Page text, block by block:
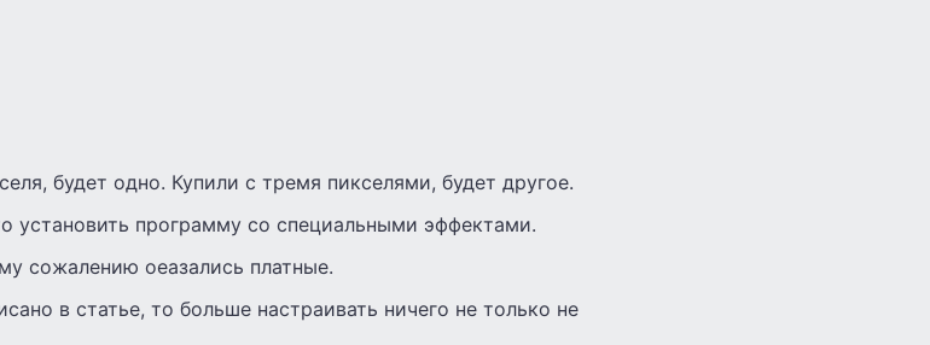
будет одно. Купили с тремя пикселями, будет другое.
установить программу со специальными эффектами.
сожалению оеазались платные.
в статье, то больше настраивать ничего не только не